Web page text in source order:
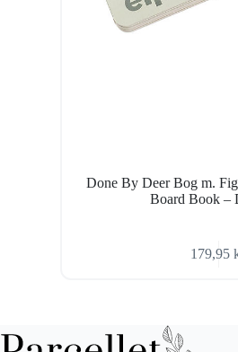
Done By Deer Bog m.
Board Book –
179,95